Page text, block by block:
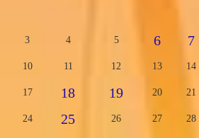
3 4 5 6 7
10 11 12 13 14
17 18 19 20 21
24 25 26 27 28